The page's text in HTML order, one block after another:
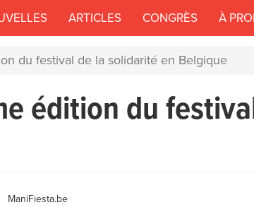
ARTICLES CONGRÈS À
du festival de la solidarité en Belgique
édition du
ManiFiesta.be